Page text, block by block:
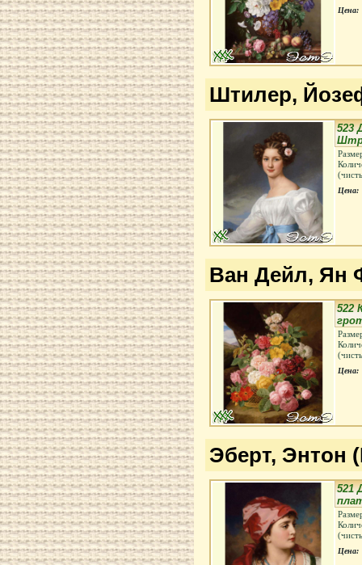
Цена:
Штилер,
523
Цена:
Ван Дейл, Ян
522
Цена:
Эберт, Энтон
521
Цена: